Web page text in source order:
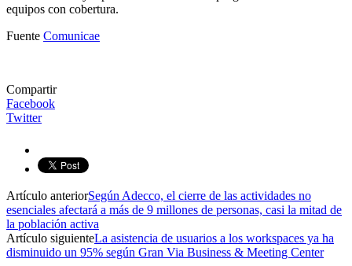
equipos con cobertura.
Fuente Comunicae
Compartir
Facebook
Twitter
Artículo anteriorSegún Adecco, el cierre de las actividades no
esenciales afectará a más de 9 millones de personas, casi la mitad de
la población activa
Artículo siguienteLa asistencia de usuarios a los workspaces ya ha
disminuido un 95% según Gran Via Business & Meeting Center